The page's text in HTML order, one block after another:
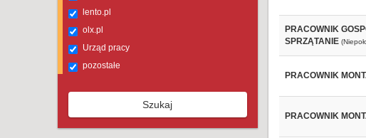
lento.pl
olx.pl
Urząd pracy
pozostałe
Szukaj
PRACOWNIK
SPRZĄTANIE
PRACOWNIK
PRACOWNIK